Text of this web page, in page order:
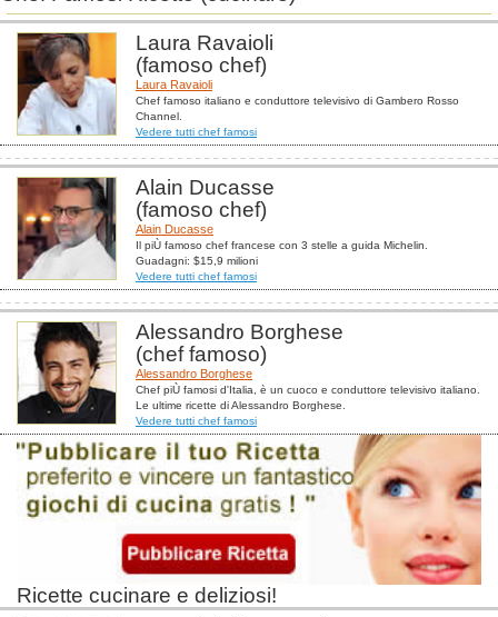
Laura Ravaioli
(famoso chef)
Laura Ravaioli
Chef famoso italiano e conduttore televisivo di Gambero Rosso
Channel.
Vedere tutti chef famosi
Alain Ducasse
(famoso chef)
Alain Ducasse
Il piÙ famoso chef francese con 3 stelle a guida Michelin.
Guadagni: $15,9 milioni
Vedere tutti chef famosi
Alessandro Borghese
(chef famoso)
Alessandro Borghese
Chef piÙ famosi d'Italia, è un cuoco e conduttore televisivo italiano.
Le ultime ricette di Alessandro Borghese.
Vedere tutti chef famosi
Ricette cucinare e deliziosi!